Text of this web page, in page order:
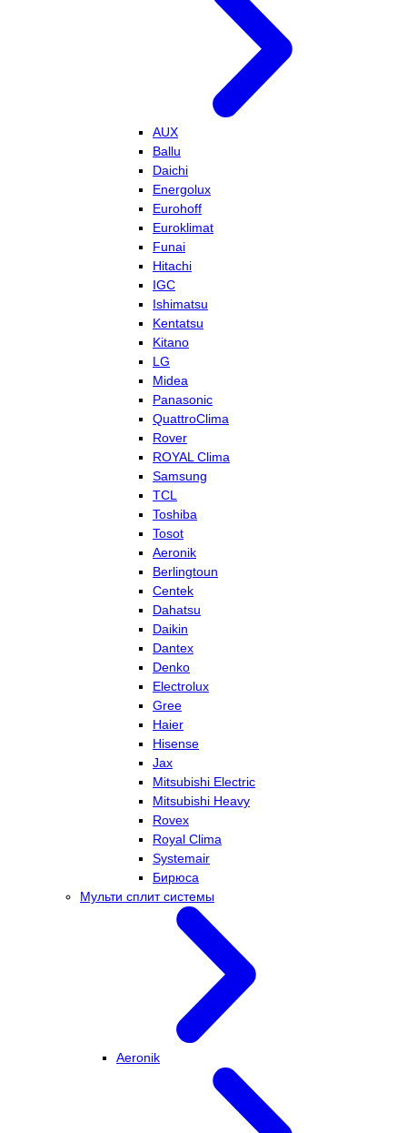
AUX
Ballu
Daichi
Energolux
Eurohoff
Euroklimat
Funai
Hitachi
IGC
Ishimatsu
Kentatsu
Kitano
LG
Midea
Panasonic
QuattroClima
Rover
ROYAL Clima
Samsung
TCL
Toshiba
Tosot
Aeronik
Berlingtoun
Centek
Dahatsu
Daikin
Dantex
Denko
Electrolux
Gree
Haier
Hisense
Jax
Mitsubishi Electric
Mitsubishi Heavy
Rovex
Royal Clima
Systemair
Бирюса
Мульти сплит системы
Aeronik